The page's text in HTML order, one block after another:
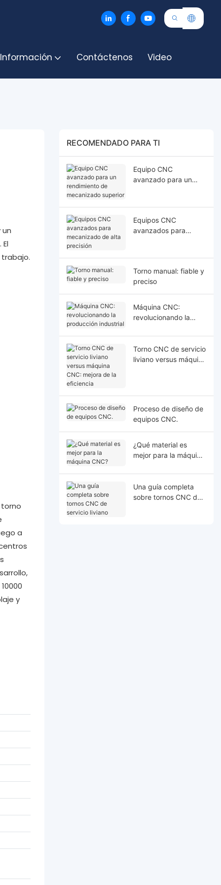
Contáctenos Video
a
y
RECOMENDADO PARA TI
Equipo CNC
avanzado para un
Equipos CNC
avanzados para
Torno manual: fiable y
preciso
Máquina CNC:
revolucionando la
Torno CNC de servicio
liviano versus máquina
Proceso de diseño de
equipos CNC.
¿Qué material es
mejor para la máquina
Una guía completa
sobre tornos CNC de